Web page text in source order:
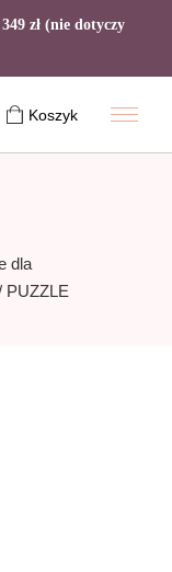
zł (nie dotyczy
Koszyk
dla
PUZZLE